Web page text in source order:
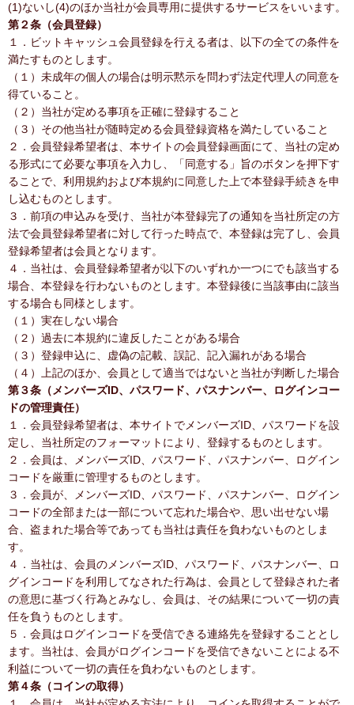
(1)ないし(4)のほか当社が会員専用に提供するサービスをいいます。
第２条（会員登録）
１．ビットキャッシュ会員登録を行える者は、以下の全ての条件を
満たすものとします。
（１）未成年の個人の場合は明示黙示を問わず法定代理人の同意を
得ていること。
（２）当社が定める事項を正確に登録すること
（３）その他当社が随時定める会員登録資格を満たしていること
２．会員登録希望者は、本サイトの会員登録画面にて、当社の定め
る形式にて必要な事項を入力し、「同意する」旨のボタンを押下す
ることで、利用規約および本規約に同意した上で本登録手続きを申
し込むものとします。
３．前項の申込みを受け、当社が本登録完了の通知を当社所定の方
法で会員登録希望者に対して行った時点で、本登録は完了し、会員
登録希望者は会員となります。
４．当社は、会員登録希望者が以下のいずれか一つにでも該当する
場合、本登録を行わないものとします。本登録後に当該事由に該当
する場合も同様とします。
（１）実在しない場合
（２）過去に本規約に違反したことがある場合
（３）登録申込に、虚偽の記載、誤記、記入漏れがある場合
（４）上記のほか、会員として適当ではないと当社が判断した場合
第３条（メンバーズID、パスワード、パスナンバー、ログインコー
ドの管理責任）
１．会員登録希望者は、本サイトでメンバーズID、パスワードを設
定し、当社所定のフォーマットにより、登録するものとします。
２．会員は、メンバーズID、パスワード、パスナンバー、ログイン
コードを厳重に管理するものとします。
３．会員が、メンバーズID、パスワード、パスナンバー、ログイン
コードの全部または一部について忘れた場合や、思い出せない場
合、盗まれた場合等であっても当社は責任を負わないものとしま
す。
４．当社は、会員のメンバーズID、パスワード、パスナンバー、ロ
グインコードを利用してなされた行為は、会員として登録された者
の意思に基づく行為とみなし、会員は、その結果について一切の責
任を負うものとします。
５．会員はログインコードを受信できる連絡先を登録することとし
ます。当社は、会員がログインコードを受信できないことによる不
利益について一切の責任を負わないものとします。
第４条（コインの取得）